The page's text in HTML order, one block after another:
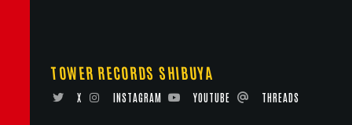
TOWER RECORDS SHIBUYA
X INSTAGRAM YOUTUBE THREADS